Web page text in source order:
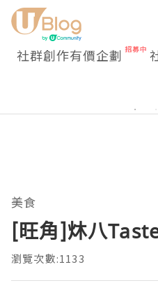
社群創作有價企劃
美食
[旺角]炑八
瀏覽次數:1133